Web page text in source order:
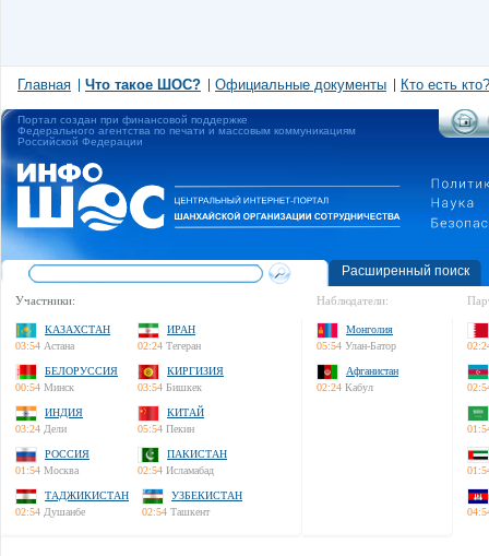
Главная Что такое ШОС? Официальные документы Кто есть кто?
Портал создан при финансовой поддержке
Федерального агентства по печати и массовым коммуникациям
Российской Федерации
Расширенный поиск
Участники:
КАЗАХСТАН
03:54 Астана
ИРАН
02:24 Тегеран
БЕЛОРУССИЯ
00:54 Минск
КИРГИЗИЯ
03:54 Бишкек
ИНДИЯ
03:24 Дели
КИТАЙ
05:54 Пекин
РОССИЯ
01:54 Москва
ПАКИСТАН
02:54 Исламабад
ТАДЖИКИСТАН
02:54 Душанбе
УЗБЕКИСТАН
02:54 Ташкент
Наблюдатели:
Монголия
05:54 Улан-Батор
Афганистан
02:24 Кабул